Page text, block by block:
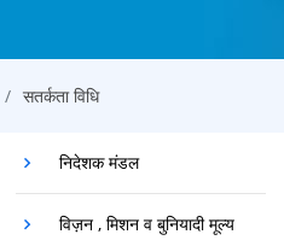
सतर्कता विधि
निदेशक मंडल
विज़न , मिशन व बुनियादी मूल्य